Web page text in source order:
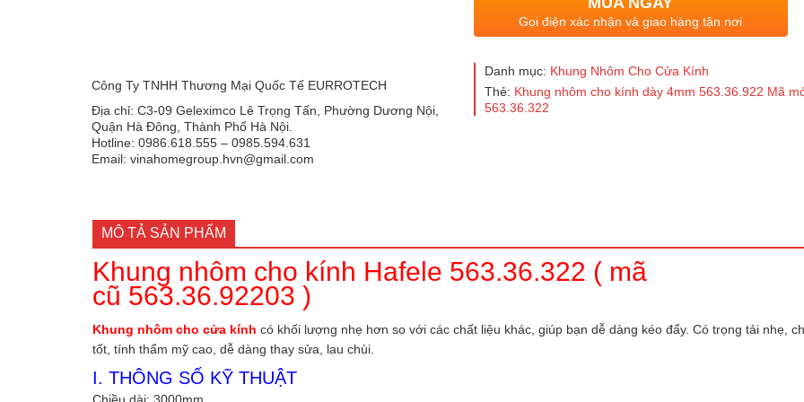
Công Ty TNHH Thương Mại Quốc Tế EURROTECH
Địa chỉ: C3-09 Geleximco Lê Trọng Tấn, Phường Dương Nội,
Quận Hà Đông, Thành Phố Hà Nội.
Hotline: 0986.618.555 – 0985.594.631
Email: vinahomegroup.hvn@gmail.com
Gọi điện xác nhận và giao hàng tận nơi
Danh mục: Khung Nhôm Cho Cửa Kính
Thẻ: Khung nhôm cho kính dày 4mm 563.36.922 Mã
563.36.322
MÔ TẢ SẢN PHẨM
Khung nhôm cho kính Hafele 563.36.322 ( mã
cũ 563.36.92203 )
Khung nhôm cho cửa kính có khối lượng nhẹ hơn so với các chất liệu khác, giúp bạn dễ dàng kéo đẩy. Có trọng tải nhẹ,
tốt, tính thẩm mỹ cao, dễ dàng thay sửa, lau chùi.
I. THÔNG SỐ KỸ THUẬT
Chiều dài: 3000mm